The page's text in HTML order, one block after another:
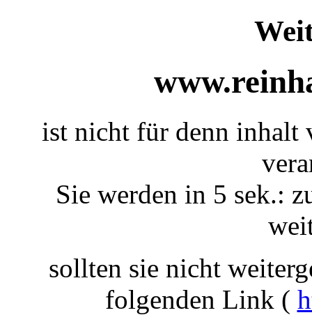
ist nicht für denn inhalt
Sie werden in 5 sek.:
sollten sie nicht
folgenden Link (